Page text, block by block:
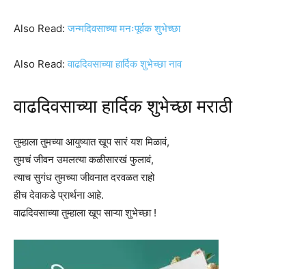
Also Read:जन्मदिवसाच्या मनःपूर्वक शुभेच्छा
Also Read:वाढदिवसाच्या हार्दिक शुभेच्छा नाव
वाढदिवसाच्या हार्दिक शुभेच्छा मराठी
तुम्हाला तुमच्या आयुष्यात खूप सारं यश मिळावं,
तुमचं जीवन उमलत्या कळीसारखं फुलावं,
त्याच सुगंध तुमच्या जीवनात दरवळत राहो
हीच देवाकडे प्रार्थना आहे.
वाढदिवसाच्या तुम्हाला खूप साऱ्या शुभेच्छा !